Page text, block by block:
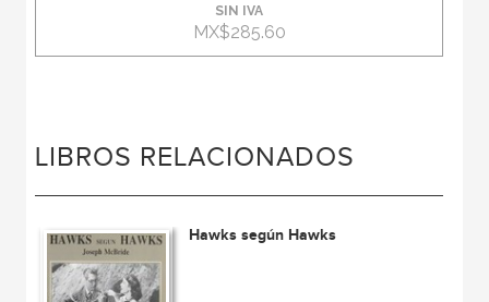
SIN IVA
MX$285.60
LIBROS RELACIONADOS
Hawks según Hawks